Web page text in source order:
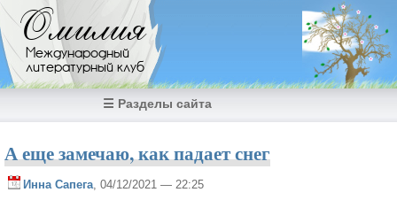
Перейти к основному содержанию
Омилия
Международный
литературный клуб
☰ Разделы сайта
А еще замечаю, как падает снег
Инна Сапега , 04/12/2021 — 22:25